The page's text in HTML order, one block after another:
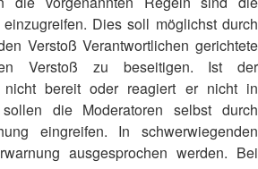
Dies soll möglichst durch
Verstoß Verantwortlichen gerichtete
Verstoß zu beseitigen. Ist der
nicht bereit oder reagiert er nicht in
die Moderatoren selbst durch
eingreifen. In schwerwiegenden
ausgesprochen werden. Bei